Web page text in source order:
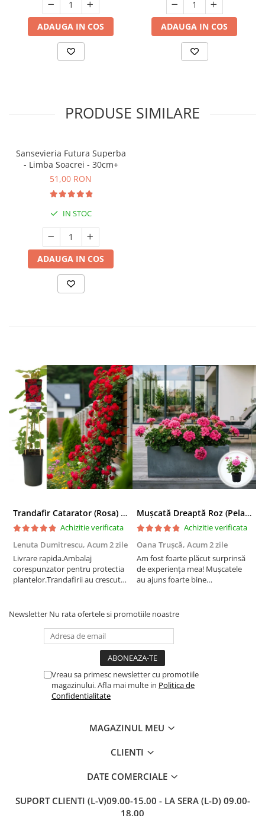
ADAUGA IN COS ADAUGA IN COS
PRODUSE SIMILARE
Sansevieria Futura Superba
- Limba Soacrei - 30cm+
51,00 RON
IN STOC
ADAUGA IN COS
Trandafir Catarator (Rosa) Red Climber - 75cm
Achizitie verificata
Lenuta Dumitrescu, Acum 2 zile
Livrare rapida.Ambalaj
corespunzator pentru protectia
plantelor.Trandafirii au crescut
Mușcată Dreaptă Roz (Pelargonium Zonale)
Achizitie verificata
Oana Trușcă, Acum 2 zile
Am fost foarte plăcut surprinsă
de experiența mea! Mușcatele
au ajuns foarte bine
transportului. Se vede că au fost
Newsletter Nu rata ofertele si promotiile noastre
Vreau sa primesc newsletter cu promotiile
magazinului. Afla mai multe in Politica de
Confidentialitate
MAGAZINUL MEU
CLIENTI
DATE COMERCIALE
SUPORT CLIENTI (L-V)09.00-15.00 - LA SERA (L-D) 09.00-
18.00